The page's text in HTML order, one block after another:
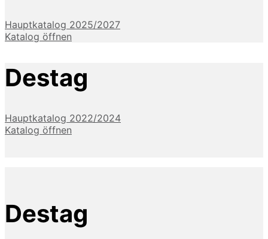
Hauptkatalog 2025/2027
Katalog öffnen
Destag
Hauptkatalog 2022/2024
Katalog öffnen
Destag